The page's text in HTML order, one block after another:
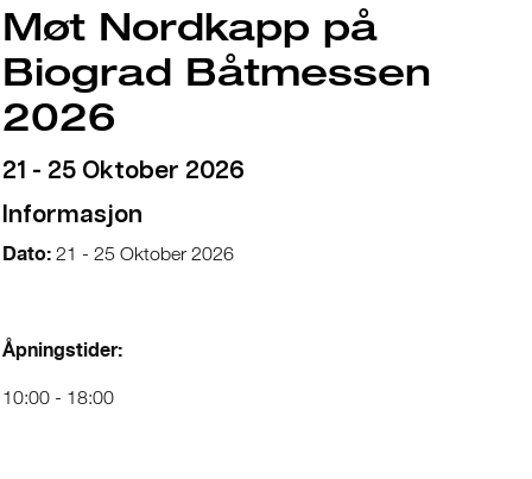
Møt Nordkapp på
Biograd Båtmessen
2026
21 - 25 Oktober 2026
Informasjon
Dato: 21 - 25 Oktober 2026
Åpningstider:
10:00 - 18:00